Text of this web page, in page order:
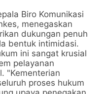
Biro Komunikasi
menegaskan
dukungan penuh
bentuk intimidasi.
ini sangat krusial
pelayanan
"Kementerian
proses hukum